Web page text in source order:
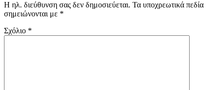
Η ηλ. διεύθυνση σας δεν δημοσιεύεται. Τα υποχρεωτικά πεδία
σημειώνονται με *
Σχόλιο *